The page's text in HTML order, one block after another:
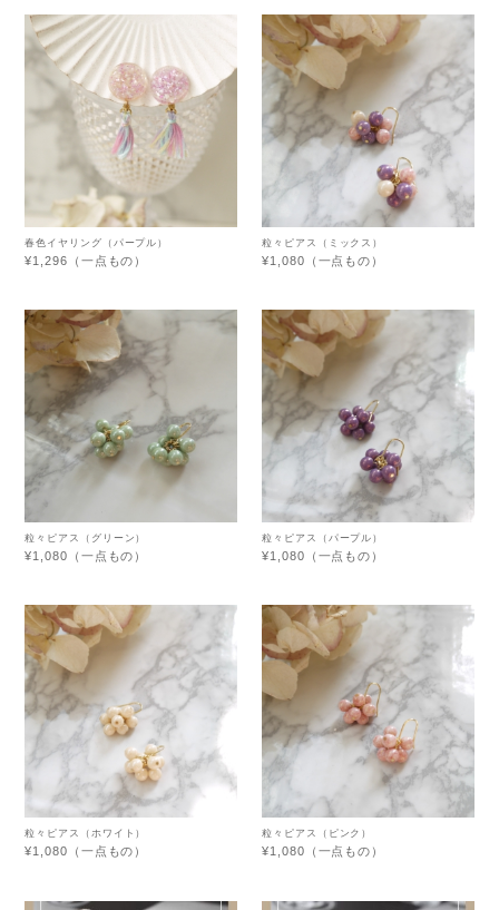
春色イヤリング（パープル）
¥1,296（一点もの）
粒々ピアス（ミックス）
¥1,080（一点もの）
粒々ピアス（グリーン）
¥1,080（一点もの）
粒々ピアス（パープル）
¥1,080（一点もの）
粒々ピアス（ホワイト）
¥1,080（一点もの）
粒々ピアス（ピンク）
¥1,080（一点もの）